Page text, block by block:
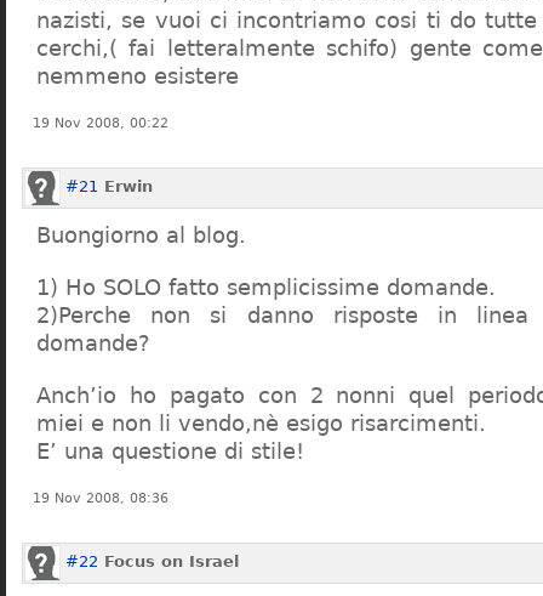
nazisti, se vuoi ci incontriamo cosi ti do tutte
cerchi,( fai letteralmente schifo) gente
nemmeno esistere
19 Nov 2008, 00:22
#21 Erwin
Buongiorno al blog.
1) Ho SOLO fatto semplicissime domande.
2)Perche non si danno risposte in
domande?
Anch’io ho pagato con 2 nonni quel
miei e non li vendo,nè esigo risarcimenti.
E’ una questione di stile!
19 Nov 2008, 08:36
#22 Focus on Israel